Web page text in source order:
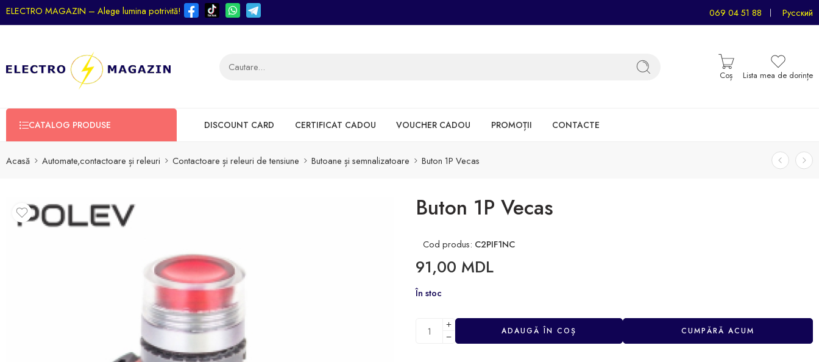
ELECTRO MAGAZIN – Alege lumina potrivită! 069 04 51 88 Русский
Coș Lista mea de dorințe
CATALOG PRODUSE DISCOUNT CARD CERTIFICAT CADOU VOUCHER CADOU PROMOȚII CONTACTE
Acasă Automate,contactoare și releuri Contactoare și releuri de tensiune Butoane și semnalizatoare Buton 1P Vecas
Buton 1P Vecas
Cod produs: C2PIF1NC
91,00 MDL
În stoc
ADAUGĂ ÎN COȘ CUMPĂRĂ ACUM